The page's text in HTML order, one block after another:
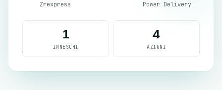
Zrexpress Power Delivery
1
INNESCHI
4
AZIONI